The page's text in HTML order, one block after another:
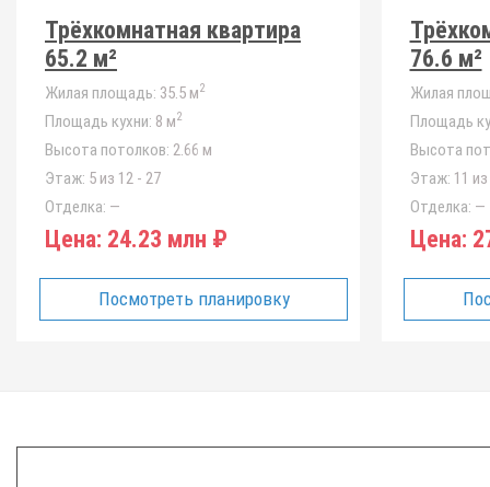
Трёхкомнатная квартира
65.2 м²
Жилая площадь: 35.5 м2
Площадь кухни: 8 м2
Высота потолков: 2.66 м
Этаж: 5 из 12 - 27
Отделка: —
Цена: 24.23 млн ₽
Посмотреть планировку
76.6 м²
Жилая
Площадь
Высота
Этаж: 11
Отделка: —
Цена: